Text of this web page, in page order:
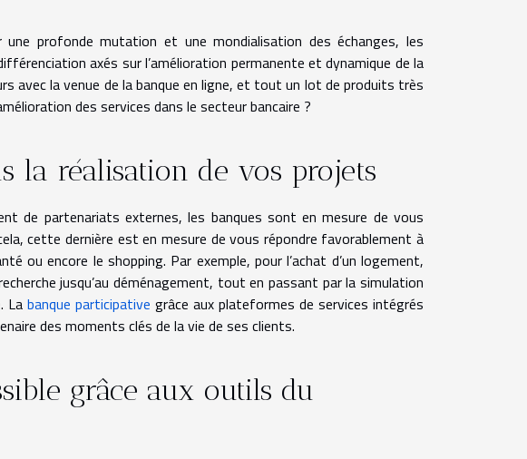
profonde mutation et une mondialisation des échanges, les
axés sur l’amélioration permanente et dynamique de la
avec la venue de la banque en ligne, et tout un lot de produits très
des services dans le secteur bancaire ?
la réalisation de vos projets
de partenariats externes, les banques sont en mesure de vous
cette dernière est en mesure de vous répondre favorablement à
ou encore le shopping. Par exemple, pour l’achat d’un logement,
jusqu’au déménagement, tout en passant par la simulation
La banque participative grâce aux plateformes de services intégrés
des moments clés de la vie de ses clients.
grâce aux outils du